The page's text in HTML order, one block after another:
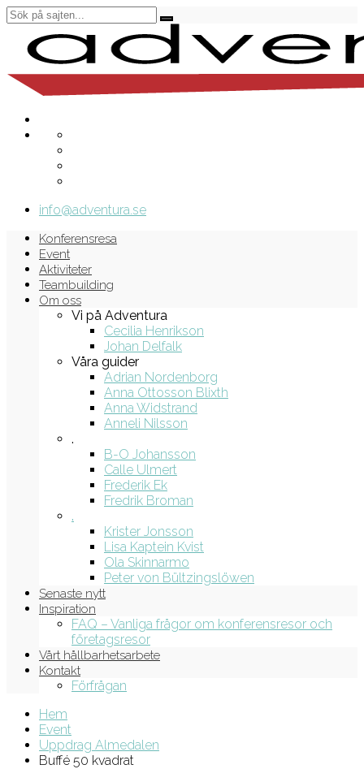
info@adventura.se
Konferensresa
Event
Aktiviteter
Teambuilding
Om oss
Vi på Adventura
Cecilia Henrikson
Johan Delfalk
Våra guider
Adrian Nordenborg
Anna Ottosson Blixth
Anna Widstrand
Anneli Nilsson
.
B-O Johansson
Calle Ulmert
Frederik Ek
Fredrik Broman
.
Krister Jonsson
Lisa Kaptein Kvist
Ola Skinnarmo
Peter von Bültzingslöwen
Senaste nytt
Inspiration
FAQ – Vanliga frågor om konferensresor och
företagsresor
Vårt hållbarhetsarbete
Kontakt
Förfrågan
Hem
Event
Uppdrag Almedalen
Buffé 50 kvadrat